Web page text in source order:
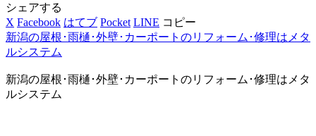
シェアする
X Facebook はてブ Pocket LINE コピー
新潟の屋根･雨樋･外壁･カーポートのリフォーム･修理はメタ
ルシステム
新潟の屋根･雨樋･外壁･カーポートのリフォーム･修理はメタ
ルシステム